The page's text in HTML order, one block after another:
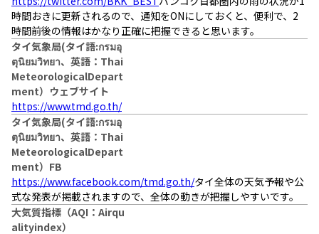
時間おきに更新されるので、通知をONにしておくと、便利で、2
時間前後の情報はかなり正確に把握できると思います。
タイ気象局(タイ語:กรมอุ
ตุนิยมวิทยา、英語：Thai
MeteorologicalDepart
ment）ウェブサイト
https://www.tmd.go.th/
タイ気象局(タイ語:กรมอุ
ตุนิยมวิทยา、英語：Thai
MeteorologicalDepart
ment）FB
https://www.facebook.com/tmd.go.th/タイ全体の天気予報や公
式な発表が掲載されますので、全体の動きが把握しやすいです。
大気質指標（AQI：Airqu
alityindex）